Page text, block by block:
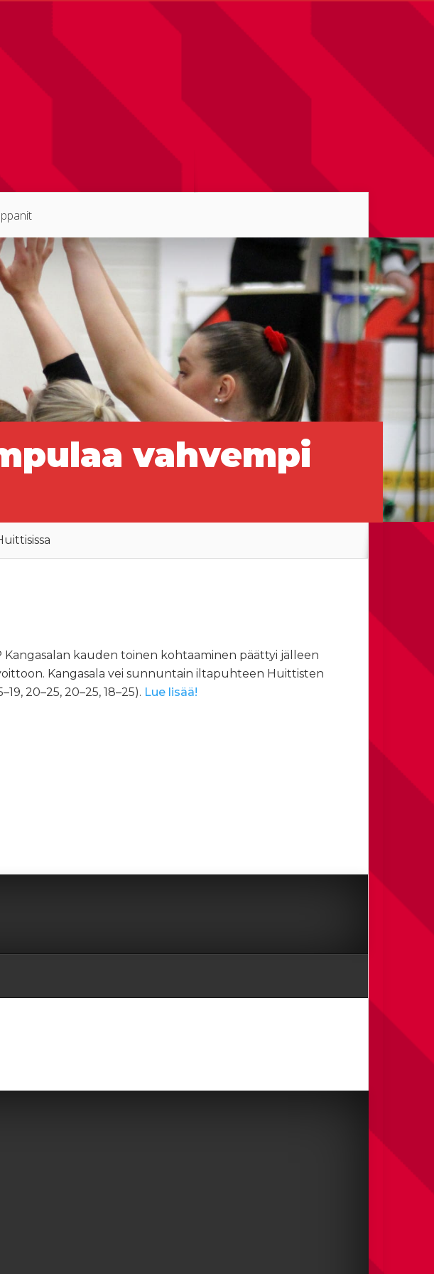
vahvempi
Kangasalan kauden toinen kohtaaminen päättyi jälleen
Kangasala vei sunnuntain iltapuhteen Huittisten
20–25, 20–25, 18–25). Lue lisää!